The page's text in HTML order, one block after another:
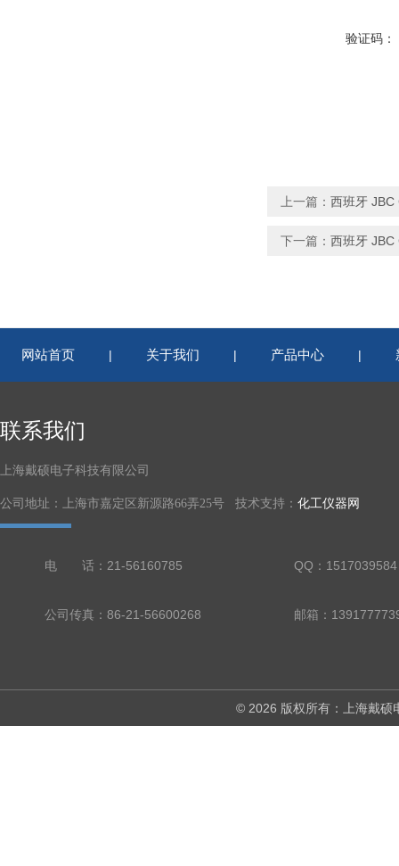
验证码：
上一篇： 西班牙
下一篇： 西班牙
网站首页 | 关于我们 | 产品中心 |
联系我们
上海戴硕电子科技有限公司
公司地址：上海市嘉定区新源路66弄25号 技术支持： 化工仪器网
电 话：21-56160785 QQ：1517039584
公司传真：86-21-56600268
© 2026 版权所有：上海戴